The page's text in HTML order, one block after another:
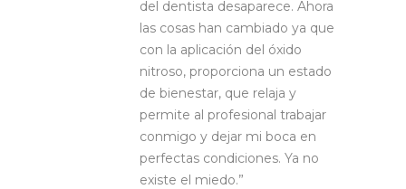
del dentista desaparece. Ahora
las cosas han cambiado ya que
con la aplicación del óxido
nitroso, proporciona un estado
de bienestar, que relaja y
permite al profesional trabajar
conmigo y dejar mi boca en
perfectas condiciones. Ya no
existe el miedo.”